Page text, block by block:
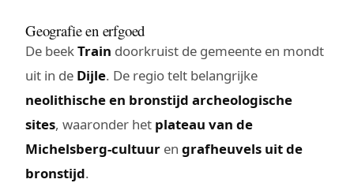
Geografie en erfgoed
De beekTrain doorkruist de gemeente en mondt
uit in de Dijle. De regio telt belangrijke
neolithische en bronstijd archeologische
sites, waaronder het plateau van de
Michelsberg-cultuur en grafheuvels uit de
bronstijd.